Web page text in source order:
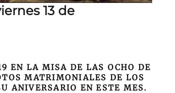
13 de
EN LA MISA DE LAS OCHO DE
MATRIMONIALES DE LOS
ANIVERSARIO EN ESTE MES.